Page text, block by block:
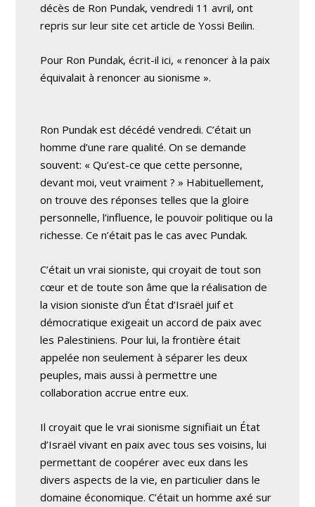
décès de Ron Pundak, vendredi 11 avril, ont
repris sur leur site cet article de Yossi Beilin.
Pour Ron Pundak, écrit-il ici, « renoncer à la paix
équivalait à renoncer au sionisme ».
Ron Pundak est décédé vendredi. C’était un
homme d’une rare qualité. On se demande
souvent: « Qu’est-ce que cette personne,
devant moi, veut vraiment ? » Habituellement,
on trouve des réponses telles que la gloire
personnelle, l’influence, le pouvoir politique ou la
richesse. Ce n’était pas le cas avec Pundak.
C’était un vrai sioniste, qui croyait de tout son
cœur et de toute son âme que la réalisation de
la vision sioniste d’un État d’Israël juif et
démocratique exigeait un accord de paix avec
les Palestiniens. Pour lui, la frontière était
appelée non seulement à séparer les deux
peuples, mais aussi à permettre une
collaboration accrue entre eux.
Il croyait que le vrai sionisme signifiait un État
d’Israël vivant en paix avec tous ses voisins, lui
permettant de coopérer avec eux dans les
divers aspects de la vie, en particulier dans le
domaine économique. C’était un homme axé sur